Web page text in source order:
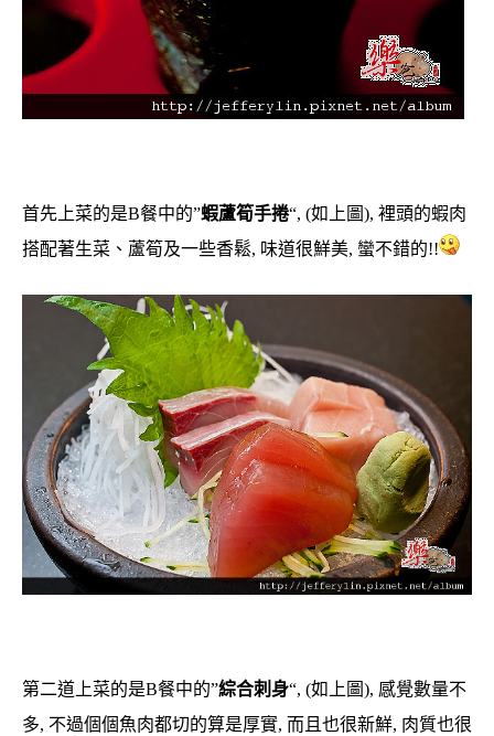
首先上菜的是B餐中的”蝦蘆筍手捲“, (如上圖), 裡頭的蝦肉
搭配著生菜、蘆筍及一些香鬆, 味道很鮮美, 蠻不錯的!!
第二道上菜的是B餐中的”綜合刺身“, (如上圖), 感覺數量不
多, 不過個個魚肉都切的算是厚實, 而且也很新鮮, 肉質也很